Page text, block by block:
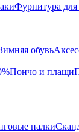
Фурнитура для
обувь
Пончо и плащи
палки